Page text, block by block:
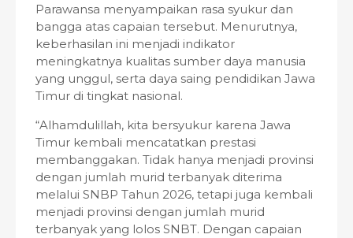
Parawansa menyampaikan rasa syukur dan
bangga atas capaian tersebut. Menurutnya,
keberhasilan ini menjadi indikator
meningkatnya kualitas sumber daya manusia
yang unggul, serta daya saing pendidikan Jawa
Timur di tingkat nasional.
“Alhamdulillah, kita bersyukur karena Jawa
Timur kembali mencatatkan prestasi
membanggakan. Tidak hanya menjadi provinsi
dengan jumlah murid terbanyak diterima
melalui SNBP Tahun 2026, tetapi juga kembali
menjadi provinsi dengan jumlah murid
terbanyak yang lolos SNBT. Dengan capaian